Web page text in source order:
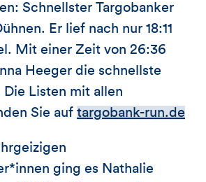
Schnellster Targobanker
Er lief nach nur 18:11
Mit einer Zeit von 26:36
Heeger die schnellste
Die Listen mit allen
Sie auf targobank-run.de
ging es Nathalie